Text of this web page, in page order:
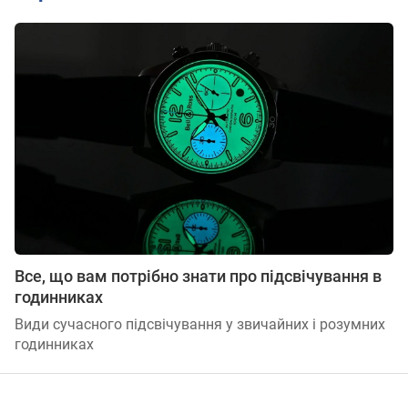
Все, що вам потрібно знати про підсвічування в
годинниках
Види сучасного підсвічування у звичайних і розумних
годинниках